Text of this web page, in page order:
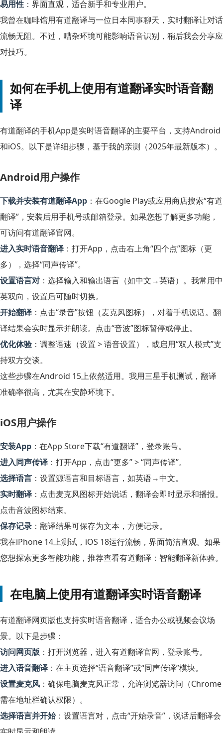
易用性 ：界面直观，适合新手和专业用户。
我曾在咖啡馆用有道翻译与一位日本同事聊天，实时翻译让对话
流畅无阻。不过，嘈杂环境可能影响语音识别，稍后我会分享应
对技巧。
如何在手机上使用有道翻译实时语音翻
译
有道翻译的手机App是实时语音翻译的主要平台，支持Android
和iOS。以下是详细步骤，基于我的亲测（2025年最新版本）。
Android用户操作
下载并安装有道翻译App ：在Google Play或应用商店搜索“有道
翻译”，安装后用手机号或邮箱登录。如果您想了解更多功能，
可访问有道翻译官网。
进入实时语音翻译 ：打开App，点击右上角“四个点”图标（更
多），选择“同声传译”。
设置语言对 ：选择输入和输出语言（如中文→英语）。我常用中
英双向，设置后可随时切换。
开始翻译 ：点击“录音”按钮（麦克风图标），对着手机说话。翻
译结果会实时显示并朗读。点击“音波”图标暂停或停止。
优化体验 ：调整语速（设置 > 语音设置），或启用“双人模式”支
持双方交谈。
这些步骤在Android 15上依然适用。我用三星手机测试，翻译
准确率很高，尤其在安静环境下。
iOS用户操作
安装App ：在App Store下载“有道翻译”，登录账号。
进入同声传译 ：打开App，点击“更多” > “同声传译”。
选择语言 ：设置源语言和目标语言，如英语→中文。
实时翻译 ：点击麦克风图标开始说话，翻译会即时显示和播报。
点击音波图标结束。
保存记录 ：翻译结果可保存为文本，方便记录。
我在iPhone 14上测试，iOS 18运行流畅，界面简洁直观。如果
您想探索更多智能功能，推荐查看有道翻译：智能翻译新体验。
在电脑上使用有道翻译实时语音翻译
有道翻译网页版也支持实时语音翻译，适合办公或视频会议场
景。以下是步骤：
访问网页版 ：打开浏览器，进入有道翻译官网 ，登录账号。
进入语音翻译 ：在主页选择“语音翻译”或“同声传译”模块。
设置麦克风 ：确保电脑麦克风正常，允许浏览器访问（Chrome
需在地址栏确认权限）。
选择语言并开始：设置语言对，点击“开始录音”，说话后翻译会